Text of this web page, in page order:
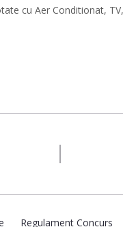
cu Aer Conditionat,
Regulament Concurs